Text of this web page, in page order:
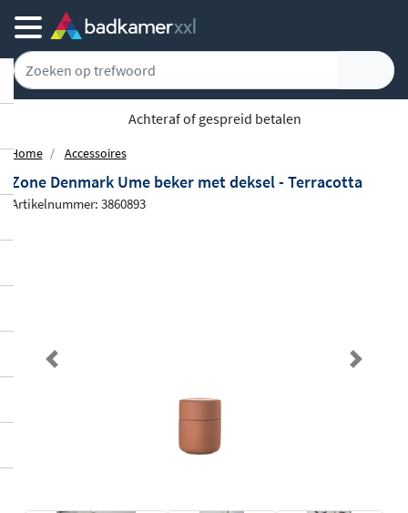
Achteraf of gespreid betalen
Home Accessoires
Zone Denmark Ume beker met deksel - Terracotta
Artikelnummer: 3860893
Previous Next